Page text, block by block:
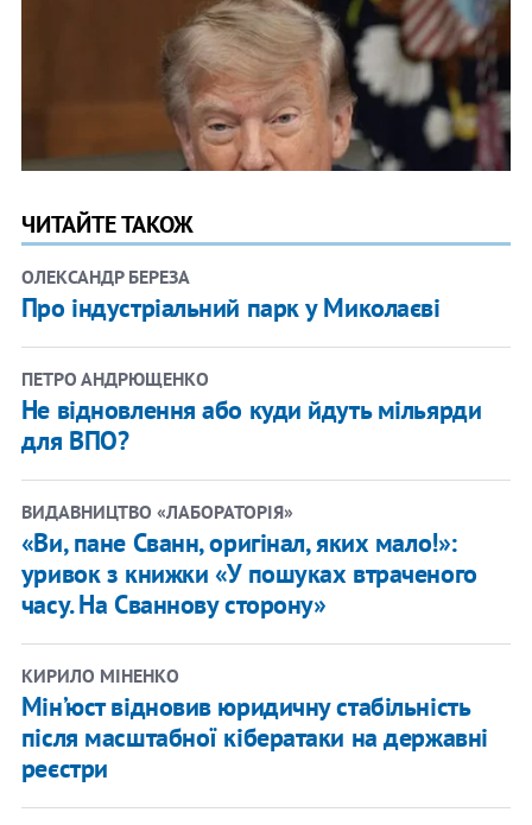
ЧИТАЙТЕ ТАКОЖ
ОЛЕКСАНДР БЕРЕЗА
Про індустріальний парк у Миколаєві
ПЕТРО АНДРЮЩЕНКО
Не відновлення або куди йдуть мільярди
для ВПО?
ВИДАВНИЦТВО «ЛАБОРАТОРІЯ»
«Ви, пане Сванн, оригінал, яких мало!»:
уривок з книжки «У пошуках втраченого
часу. На Сваннову сторону»
КИРИЛО МІНЕНКО
Мін’юст відновив юридичну стабільність
після масштабної кібератаки на державні
реєстри